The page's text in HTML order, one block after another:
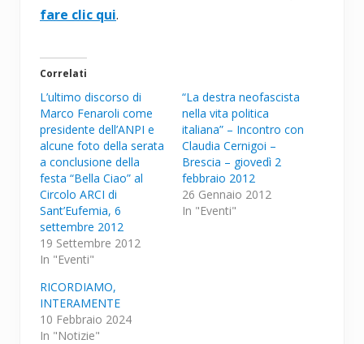
fare clic qui.
Correlati
L’ultimo discorso di
Marco Fenaroli come
presidente dell’ANPI e
alcune foto della serata
a conclusione della
festa “Bella Ciao” al
Circolo ARCI di
Sant’Eufemia, 6
settembre 2012
19 Settembre 2012
In "Eventi"
“La destra neofascista
nella vita politica
italiana” – Incontro con
Claudia Cernigoi –
Brescia – giovedì 2
febbraio 2012
26 Gennaio 2012
In "Eventi"
RICORDIAMO,
INTERAMENTE
10 Febbraio 2024
In "Notizie"